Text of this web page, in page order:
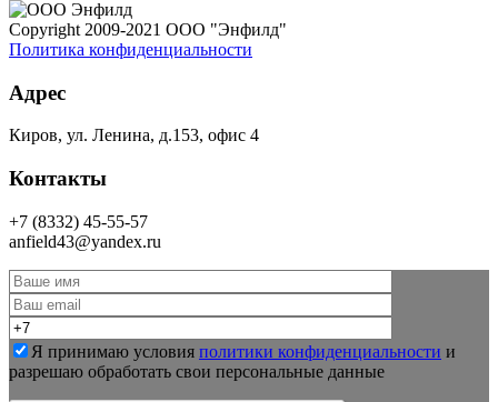
Copyright 2009-2021 ООО "Энфилд"
Политика конфиденциальности
Адрес
Киров, ул. Ленина, д.153, офис 4
Контакты
+7 (8332) 45-55-57
anfield43@yandex.ru
Я принимаю условия политики конфиденциальности и
разрешаю обработать свои персональные данные